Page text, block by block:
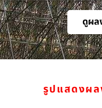
ดูผล
รูปแสดงผ